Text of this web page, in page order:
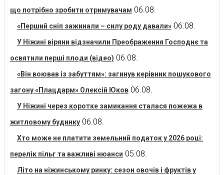
що потрібно зробити отримувачам 06.08.
«Перший сніп зажинали – силу роду давали» 06.08.
У Ніжині віряни відзначили Преображення Господнє та
освятили перші плоди (відео) 06.08.
«Він воював із забуттям»: загинув керівник пошукового
загону «Плацдарм» Олексій Юков 06.08.
У Ніжині через коротке замикання сталася пожежа в
житловому будинку 06.08.
Хто може не платити земельний податок у 2026 році:
перелік пільг та важливі нюанси 05.08.
Літо на ніжинському ринку: сезон овочів і фруктів у